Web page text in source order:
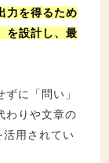
エンジニ
力を得るため
を設計し、最
に「問い」
わりや文章の
用されてい